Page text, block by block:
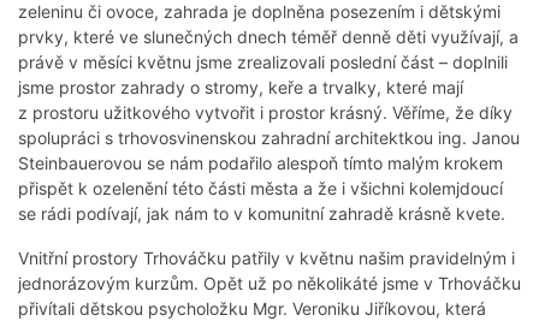
zeleninu či ovoce, zahrada je doplněna posezením i dětskými
prvky, které ve slunečných dnech téměř denně děti využívají, a
právě v měsíci květnu jsme zrealizovali poslední část – doplnili
jsme prostor zahrady o stromy, keře a trvalky, které mají
z prostoru užitkového vytvořit i prostor krásný. Věříme, že díky
spolupráci s trhovosvinenskou zahradní architektkou ing. Janou
Steinbauerovou se nám podařilo alespoň tímto malým krokem
přispět k ozelenění této části města a že i všichni kolemjdoucí
se rádi podívají, jak nám to v komunitní zahradě krásně kvete.
Vnitřní prostory Trhováčku patřily v květnu našim pravidelným i
jednorázovým kurzům. Opět už po několikáté jsme v Trhováčku
přivítali dětskou psycholožku Mgr. Veroniku Jiříkovou, která